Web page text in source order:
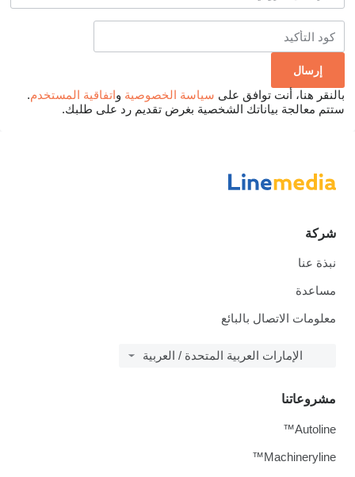
بالنقر هنا، أنت توافق على سياسة الخصوصية واتفاقية المستخدم.
ستتم معالجة بياناتك الشخصية بغرض تقديم رد على طلبك.
شركة
نبذة عنا
مساعدة
معلومات الاتصال بالبائع
الإمارات العربية المتحدة / العربية
مشروعاتنا
Autoline™
Machineryline™